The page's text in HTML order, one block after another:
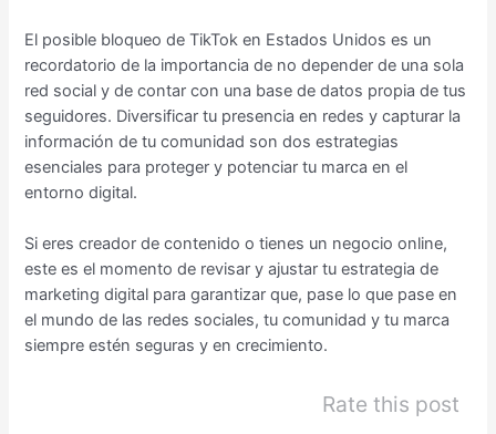
El posible bloqueo de TikTok en Estados Unidos es un
recordatorio de la importancia de no depender de una sola
red social y de contar con una base de datos propia de tus
seguidores. Diversificar tu presencia en redes y capturar la
información de tu comunidad son dos estrategias
esenciales para proteger y potenciar tu marca en el
entorno digital.
Si eres creador de contenido o tienes un negocio online,
este es el momento de revisar y ajustar tu estrategia de
marketing digital para garantizar que, pase lo que pase en
el mundo de las redes sociales, tu comunidad y tu marca
siempre estén seguras y en crecimiento.
Rate this post